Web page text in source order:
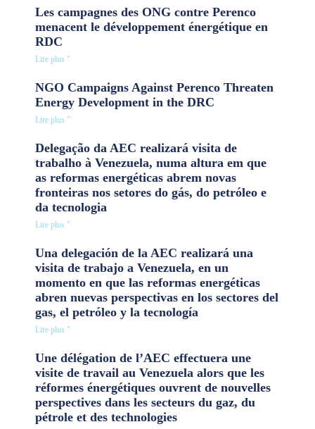
Les campagnes des ONG contre Perenco
menacent le développement énergétique en
RDC
Lire plus "
NGO Campaigns Against Perenco Threaten
Energy Development in the DRC
Lire plus "
Delegação da AEC realizará visita de
trabalho à Venezuela, numa altura em que
as reformas energéticas abrem novas
fronteiras nos setores do gás, do petróleo e
da tecnologia
Lire plus "
Una delegación de la AEC realizará una
visita de trabajo a Venezuela, en un
momento en que las reformas energéticas
abren nuevas perspectivas en los sectores del
gas, el petróleo y la tecnología
Lire plus "
Une délégation de l’AEC effectuera une
visite de travail au Venezuela alors que les
réformes énergétiques ouvrent de nouvelles
perspectives dans les secteurs du gaz, du
pétrole et des technologies